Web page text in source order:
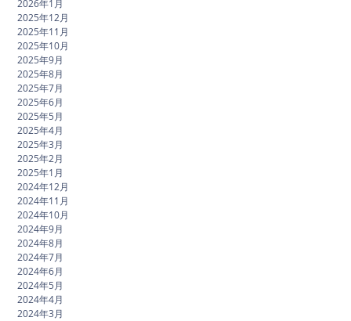
2026年1月
2025年12月
2025年11月
2025年10月
2025年9月
2025年8月
2025年7月
2025年6月
2025年5月
2025年4月
2025年3月
2025年2月
2025年1月
2024年12月
2024年11月
2024年10月
2024年9月
2024年8月
2024年7月
2024年6月
2024年5月
2024年4月
2024年3月